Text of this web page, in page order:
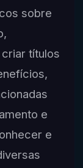
sobre
títulos
e
e